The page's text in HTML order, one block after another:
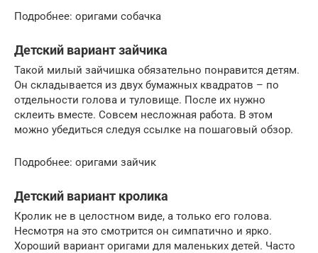
Подробнее: оригами собачка
Детский вариант зайчика
Такой милый зайчишка обязательно понравится детям.
Он складывается из двух бумажных квадратов – по
отдельности голова и туловище. После их нужно
склеить вместе. Совсем несложная работа. В этом
можно убедиться следуя ссылке на пошаговый обзор.
Подробнее: оригами зайчик
Детский вариант кролика
Кролик не в целостном виде, а только его голова.
Несмотря на это смотрится он симпатично и ярко.
Хороший вариант оригами для маленьких детей. Часто